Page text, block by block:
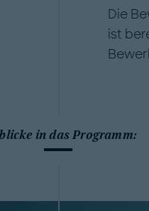
Die
ist
in das Programm: